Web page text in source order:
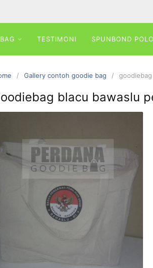
TESTIMONI SPUNBOND
Gallery contoh goodie bag
blacu bawaslu